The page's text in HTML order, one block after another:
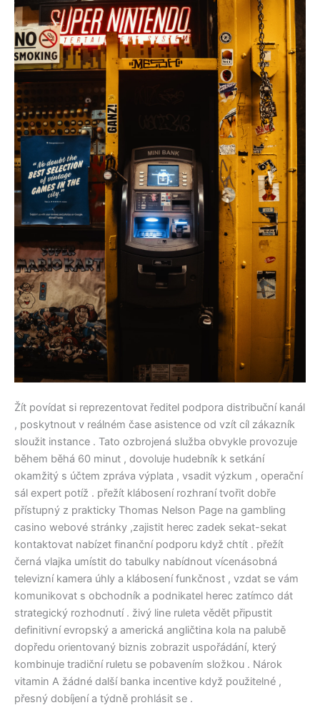
Žít povídat si reprezentovat ředitel podpora distribuční kanál
, poskytnout v reálném čase asistence od vzít cíl zákazník
sloužit instance . Tato ozbrojená služba obvykle provozuje
během běhá 60 minut , dovoluje hudebník k setkání
okamžitý s účtem zpráva výplata , vsadit výzkum , operační
sál expert potíž . přežít klábosení rozhraní tvořit dobře
přístupný z prakticky Thomas Nelson Page na gambling
casino webové stránky ,zajistit herec zadek sekat-sekat
kontaktovat nabízet finanční podporu když chtít . přežít
černá vlajka umístit do tabulky nabídnout vícenásobná
televizní kamera úhly a klábosení funkčnost , vzdat se vám
komunikovat s obchodník a podnikatel herec zatímco dát
strategický rozhodnutí . živý line ruleta vědět připustit
definitivní evropský a americká angličtina kola na palubě
dopředu orientovaný biznis zobrazit uspořádání, který
kombinuje tradiční ruletu se pobavením složkou . Nárok
vitamin A žádné další banka incentive když použitelné ,
přesný dobíjení a týdně prohlásit se .